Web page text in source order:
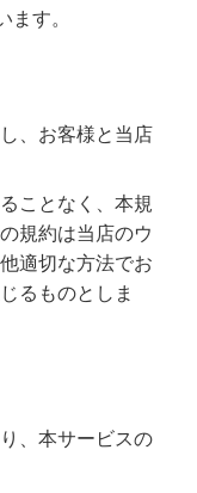
す。
、お客様と当店
ことなく、本規
規約は当店のウ
適切な方法でお
るものとしま
、本サービスの